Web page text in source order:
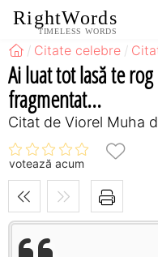
RightWords
TIMELESS WORDS
Citate celebre
Ai luat tot lasă te
fragmentat...
Citat de Viorel Muha
votează acum